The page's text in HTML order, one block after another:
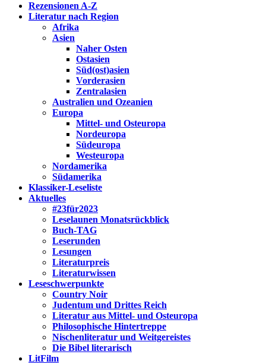
Wissenstagebuch
Eine Gabel für die Suppe der Weisheit
Rezensionen A-Z
Literatur nach Region
Afrika
Asien
Naher Osten
Ostasien
Süd(ost)asien
Vorderasien
Zentralasien
Australien und Ozeanien
Europa
Mittel- und Osteuropa
Nordeuropa
Südeuropa
Westeuropa
Nordamerika
Südamerika
Klassiker-Leseliste
Aktuelles
#23für2023
Leselaunen Monatsrückblick
Buch-TAG
Leserunden
Lesungen
Literaturpreis
Literaturwissen
Leseschwerpunkte
Country Noir
Judentum und Drittes Reich
Literatur aus Mittel- und Osteuropa
Philosophische Hintertreppe
Nischenliteratur und Weitgereistes
Die Bibel literarisch
LitFilm